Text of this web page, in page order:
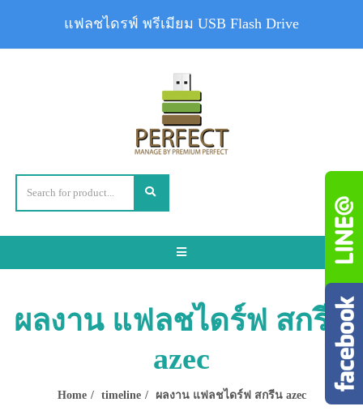
Toggle
ผลงาน แฟลชไดร์ฟ สกรีน
azec
Home timeline ผลงาน แฟลชไดร์ฟ สกรีน azec
แฟลชไดรฟ์ พรีเมียม USB Flash Drive